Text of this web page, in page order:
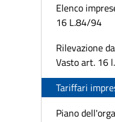
Elenco
16 L.84/94
Rilevazione
Vasto art. 16
Tariffari
Piano